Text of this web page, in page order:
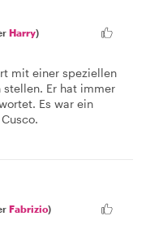
Harry)
mit einer speziellen
stellen. Er hat immer
Es war ein
Fabrizio)